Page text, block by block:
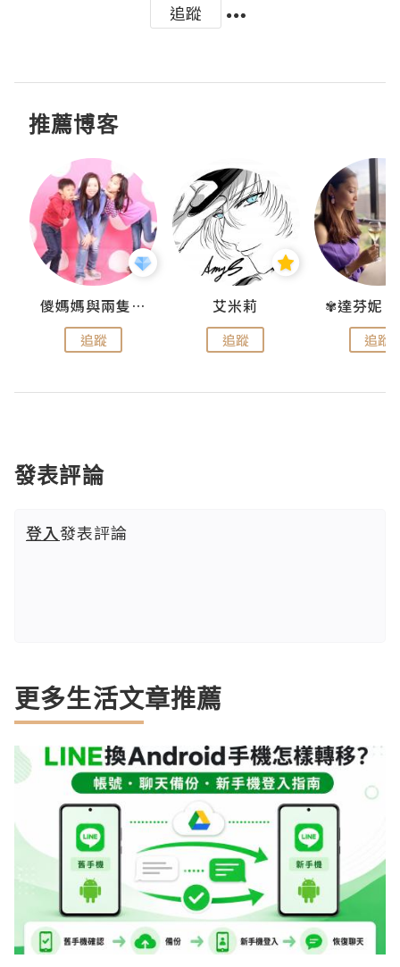
追蹤
推薦博客
儍媽媽與兩隻小魔怪之家
追蹤
艾米莉
追蹤 追蹤
發表評論
登入發表評論
更多生活文章推薦